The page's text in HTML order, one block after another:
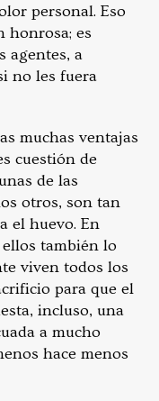
personal. Eso
honrosa; es
agentes, a
no les fuera
muchas ventajas
cuestión de
de las
otros, son tan
el huevo. En
también lo
viven todos los
para que el
incluso, una
a mucho
hace menos